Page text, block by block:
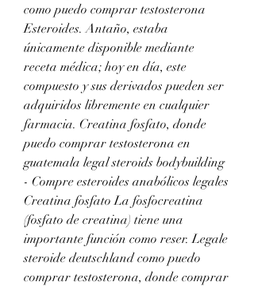
como puedo comprar testosterona
Esteroides. Antaño, estaba
únicamente disponible mediante
receta médica; hoy en día, este
compuesto y sus derivados pueden ser
adquiridos libremente en cualquier
farmacia. Creatina fosfato, donde
puedo comprar testosterona en
guatemala legal steroids bodybuilding
- Compre esteroides anabólicos legales
Creatina fosfato La fosfocreatina
(fosfato de creatina) tiene una
importante función como reser. Legale
steroide deutschland como puedo
comprar testosterona, donde comprar